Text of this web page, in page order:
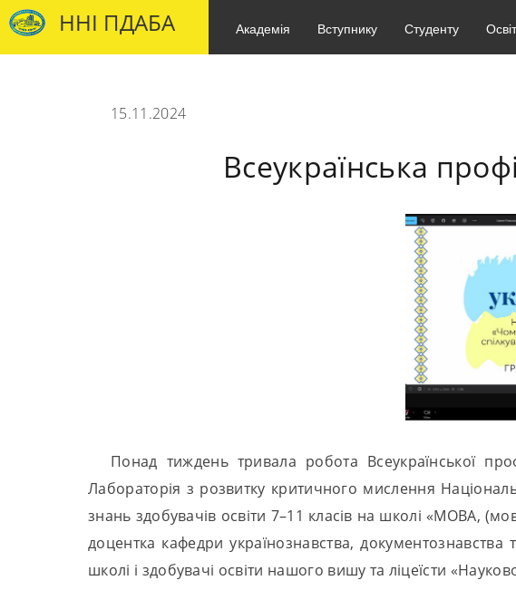
ННІ ПДАБА Академія Вступнику Студенту
15.11.2024
Всеукраїнська
Понад тиждень тривала робота Всеукраїнської
Лабораторія з розвитку критичного мислення
знань здобувачів освіти 7–11 класів на школі «МОВА,
доцентка кафедри українознавства,
школі і здобувачі освіти нашого вишу та ліцеїсти